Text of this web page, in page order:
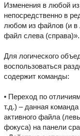
Изменения в любой
непосредственно в
любом из файлов (и в
файл слева (справа)».
Для логического
воспользоваться
содержит команды:
• Переход по
т.д.) – данная
активного файла
фокуса) на панели